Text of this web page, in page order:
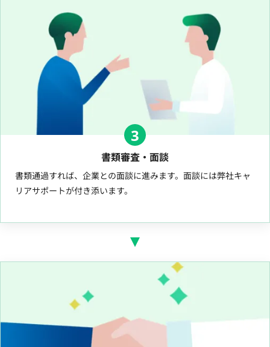
3
書類審査・面談
書類通過すれば、企業との面談に進みます。面談には弊社キャ
リアサポートが付き添います。